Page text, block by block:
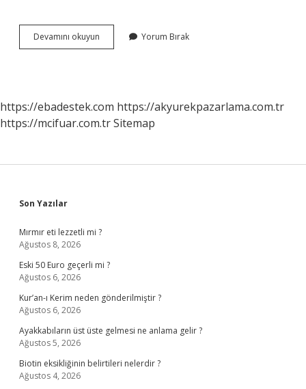
Devamını okuyun Doğruluk
Ve
Yorum Bırak
https://ebadestek.com https://akyurekpazarlama.com.tr
https://mcifuar.com.trSitemap
Sidebar
Son Yazılar
Mırmır eti lezzetli mi ?
Ağustos 8, 2026
Eski 50 Euro geçerli mi ?
Ağustos 6, 2026
Kur’an-ı Kerim neden gönderilmiştir ?
Ağustos 6, 2026
Ayakkabıların üst üste gelmesi ne anlama gelir ?
Ağustos 5, 2026
Biotin eksikliğinin belirtileri nelerdir ?
Ağustos 4, 2026